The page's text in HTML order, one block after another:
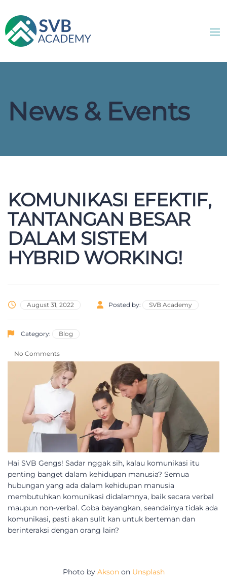
News & Events
KOMUNIKASI EFEKTIF,
TANTANGAN BESAR
DALAM SISTEM
HYBRID WORKING!
August 31, 2022 Posted by: SVB Academy
Category: Blog
No Comments
Hai SVB Gengs! Sadar nggak sih, kalau komunikasi itu
penting banget dalam kehidupan manusia? Semua
hubungan yang ada dalam kehidupan manusia
membutuhkan komunikasi didalamnya, baik secara verbal
maupun non-verbal. Coba bayangkan, seandainya tidak ada
komunikasi, pasti akan sulit kan untuk berteman dan
berinteraksi dengan orang lain?
Photo by Aksonon Unsplash